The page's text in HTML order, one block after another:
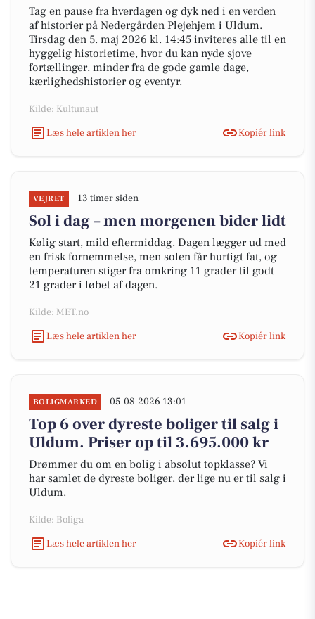
Tag en pause fra hverdagen og dyk ned i en verden
af historier på Nedergården Plejehjem i Uldum.
Tirsdag den 5. maj 2026 kl. 14:45 inviteres alle til en
hyggelig historietime, hvor du kan nyde sjove
fortællinger, minder fra de gode gamle dage,
kærlighedshistorier og eventyr.
Kilde: Kultunaut
Læs hele artiklen her
Kopiér link
VEJRET 13 timer siden
Sol i dag – men morgenen bider lidt
Kølig start, mild eftermiddag. Dagen lægger ud med
en frisk fornemmelse, men solen får hurtigt fat, og
temperaturen stiger fra omkring 11 grader til godt
21 grader i løbet af dagen.
Kilde: MET.no
Læs hele artiklen her
Kopiér link
BOLIGMARKED 05-08-2026 13:01
Top 6 over dyreste boliger til salg i
Uldum. Priser op til 3.695.000 kr
Drømmer du om en bolig i absolut topklasse? Vi
har samlet de dyreste boliger, der lige nu er til salg i
Uldum.
Kilde: Boliga
Læs hele artiklen her
Kopiér link